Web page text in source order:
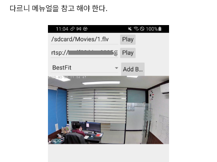
다르니 메뉴얼을 참고 해야 한다.